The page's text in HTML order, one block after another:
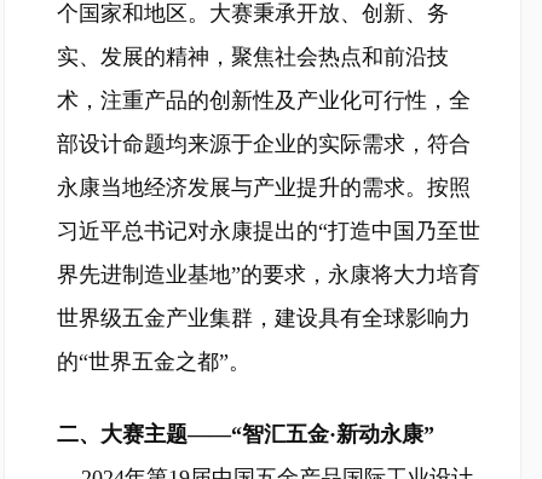
个国家和地区。大赛秉承开放、创新、务
实、发展的精神，聚焦社会热点和前沿技
术，注重产品的创新性及产业化可行性，全
部设计命题均来源于企业的实际需求，符合
永康当地经济发展与产业提升的需求。按照
习近平总书记对永康提出的“打造中国乃至世
界先进制造业基地”的要求，永康将大力培育
世界级五金产业集群，建设具有全球影响力
的“世界五金之都”。
二、大赛主题——“智汇五金·新动永康”